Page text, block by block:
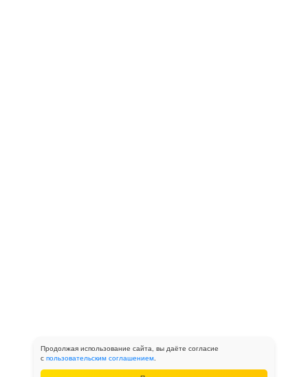
Продолжая использование сайта, вы даёте согласие
с пользовательским соглашением.